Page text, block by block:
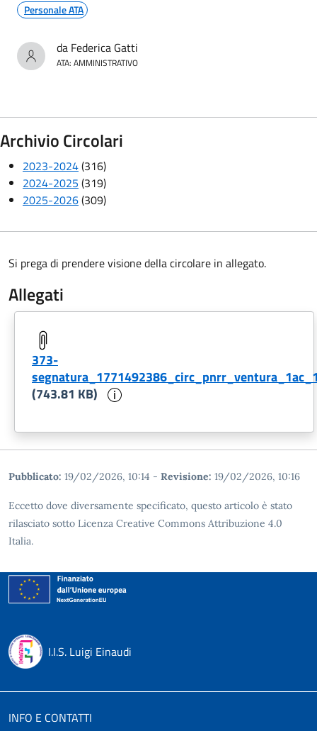
Personale ATA
da Federica Gatti
ATA: AMMINISTRATIVO
Archivio Circolari
2023-2024(316)
2024-2025 (319)
2025-2026(309)
Si prega di prendere visione della circolare in allegato.
Allegati
373-
(743.81 KB)
Pubblicato: 19/02/2026, 10:14 - Revisione: 19/02/2026, 10:16
Eccetto dove diversamente specificato, questo articolo è stato
rilasciato sotto Licenza Creative Commons Attribuzione 4.0
Italia.
I.I.S. Luigi Einaudi
INFO E CONTATTI